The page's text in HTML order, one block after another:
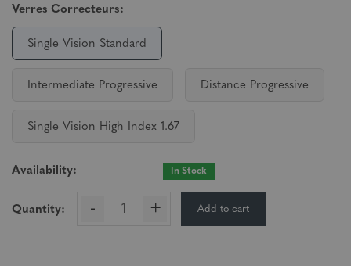
Verres Correcteurs:
Single Vision Standard
Intermediate Progressive Distance Progressive
Single Vision High Index 1.67
Availability: In Stock
Quantity: - + Add to cart